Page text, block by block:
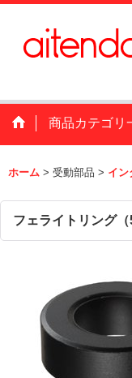
商品カテゴリ
ホーム > 受動部品 > イン
フェライトリング（